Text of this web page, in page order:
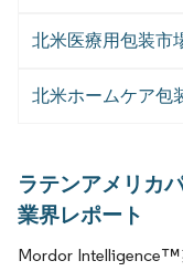
北米医療用包装市
北米ホームケア包
ラテンアメリカ
業界レポート
Mordor